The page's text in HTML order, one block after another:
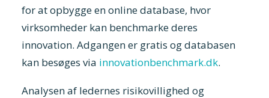
for at opbygge en online database, hvor
virksomheder kan benchmarke deres
innovation. Adgangen er gratis og databasen
kan besøges via innovationbenchmark.dk.
Analysen af ledernes risikovillighed og